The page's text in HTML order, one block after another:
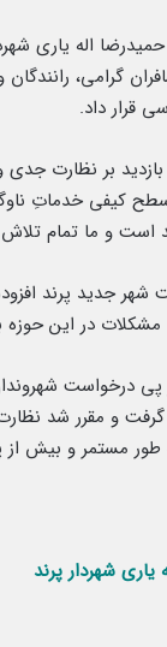
اله یاری
گرامی،
قرار داد.
بازدید بر نظارت
سطح کیفی خدماتِ
است و ما تمام
شهر جدید پرند
مشکلات در این
درخواست
و مقرر شد
طور مستمر و بیش
یاری شهردار پرند